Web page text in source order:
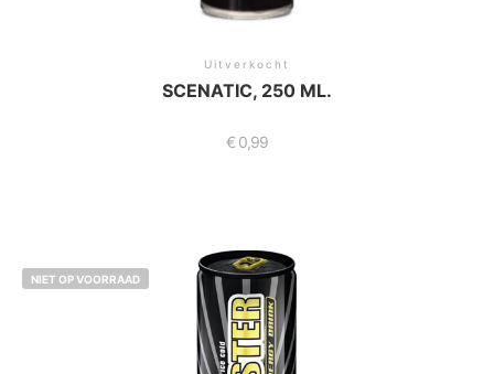
Uitverkocht
SCENATIC, 250 ML.
€ 0,99
NIET OP VOORRAAD